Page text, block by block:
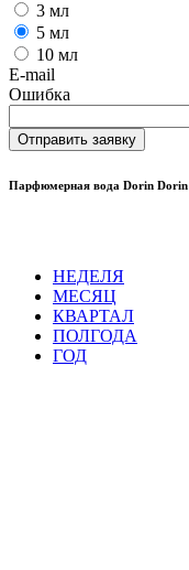
3 мл
5 мл
10 мл
E-mail
Ошибка
Отправить заявку
Парфюмерная вода Dorin
НЕДЕЛЯ
МЕСЯЦ
КВАРТАЛ
ПОЛГОДА
ГОД